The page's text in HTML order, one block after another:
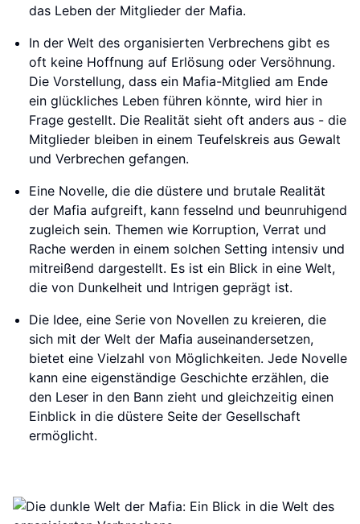
das Leben der Mitglieder der Mafia.
In der Welt des organisierten Verbrechens gibt es
oft keine Hoffnung auf Erlösung oder Versöhnung.
Die Vorstellung, dass ein Mafia-Mitglied am Ende
ein glückliches Leben führen könnte, wird hier in
Frage gestellt. Die Realität sieht oft anders aus - die
Mitglieder bleiben in einem Teufelskreis aus Gewalt
und Verbrechen gefangen.
Eine Novelle, die die düstere und brutale Realität
der Mafia aufgreift, kann fesselnd und beunruhigend
zugleich sein. Themen wie Korruption, Verrat und
Rache werden in einem solchen Setting intensiv und
mitreißend dargestellt. Es ist ein Blick in eine Welt,
die von Dunkelheit und Intrigen geprägt ist.
Die Idee, eine Serie von Novellen zu kreieren, die
sich mit der Welt der Mafia auseinandersetzen,
bietet eine Vielzahl von Möglichkeiten. Jede Novelle
kann eine eigenständige Geschichte erzählen, die
den Leser in den Bann zieht und gleichzeitig einen
Einblick in die düstere Seite der Gesellschaft
ermöglicht.